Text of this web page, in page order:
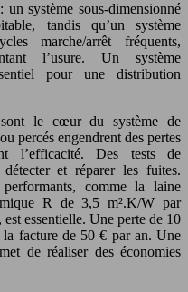
système sous-dimensionné
tandis qu’un système
marche/arrêt fréquents,
l’usure. Un système
pour une distribution
le cœur du système de
percés engendrent des pertes
l’efficacité. Des tests de
et réparer les fuites.
comme la laine
R de 3,5 m².K/W par
essentielle. Une perte de 10
la facture de 50 € par an. Une
de réaliser des économies